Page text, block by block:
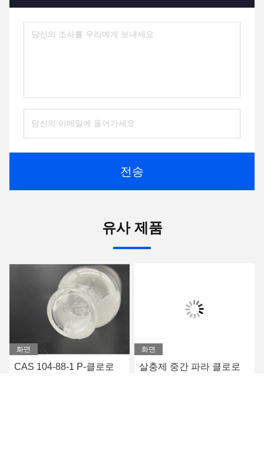
전송
유사 제품
화면
CAS 104-88-1 P-클로로
화면
살충제 중간 파라 클로로